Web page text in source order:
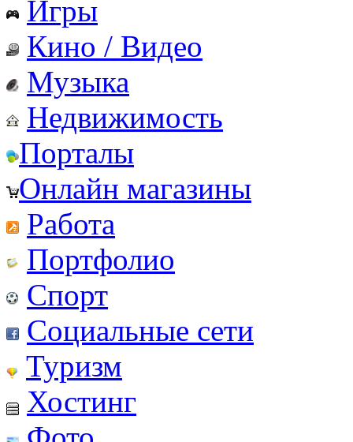
Игры
Кино / Видео
Музыка
Недвижимость
Порталы
Онлайн магазины
Работа
Портфолио
Спорт
Социальные сети
Туризм
Хостинг